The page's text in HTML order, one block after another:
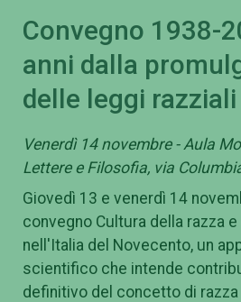
Convegno 1938-
anni dalla
delle leggi razziali
Venerdì 14 novembre - Aula
Lettere e Filosofia, via
Giovedì 13 e venerdì 14
convegno Cultura della razza
nell'Italia del Novecento, un
scientifico che intende
definitivo del concetto di